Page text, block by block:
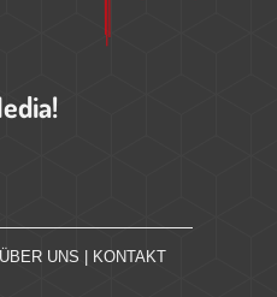
ÜBER UNS | KONTAKT